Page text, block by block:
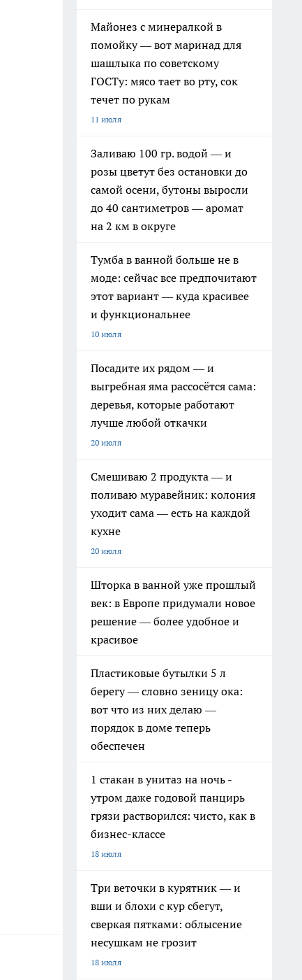
Майонез с минералкой в
помойку — вот маринад для
шашлыка по советскому
ГОСТу: мясо тает во рту, сок
течет по рукам
11 июля
Заливаю 100 гр. водой — и
розы цветут без остановки до
самой осени, бутоны выросли
до 40 сантиметров — аромат
на 2 км в округе
Тумба в ванной больше не в
моде: сейчас все предпочитают
этот вариант — куда красивее
и функциональнее
10 июля
Посадите их рядом — и
выгребная яма рассосётся сама:
деревья, которые работают
лучше любой откачки
20 июля
Смешиваю 2 продукта — и
поливаю муравейник: колония
уходит сама — есть на каждой
кухне
20 июля
Шторка в ванной уже прошлый
век: в Европе придумали новое
решение — более удобное и
красивое
Пластиковые бутылки 5 л
берегу — словно зеницу ока:
вот что из них делаю —
порядок в доме теперь
обеспечен
1 стакан в унитаз на ночь -
утром даже годовой панцирь
грязи растворился: чисто, как в
бизнес-классе
18 июля
Три веточки в курятник — и
вши и блохи с кур сбегут,
сверкая пятками: облысение
несушкам не грозит
18 июля